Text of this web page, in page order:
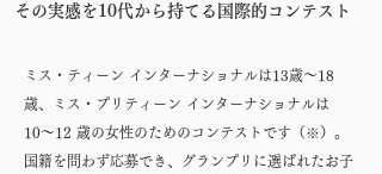
その実感を10代から持てる国際的コンテスト
ミス・ティーン インターナショナルは13歳〜18
歳、ミス・プリティーン インターナショナルは
10〜12 歳の女性のためのコンテストです（※）。
国籍を問わず応募でき、グランプリに選ばれたお子